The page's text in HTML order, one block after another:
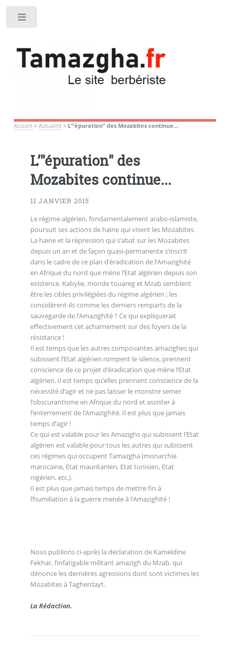
Accueil > Actualité> L’"épuration" des Mozabites continue...
L’"épuration" des
Mozabites continue...
11 JANVIER 2015
Le régime algérien, fondamentalement arabo-islamiste,
poursuit ses actions de haine qui visent les Mozabites.
La haine et la répression qui s’abat sur les Mozabites
depuis un an et de façon quasi-permanente s’inscrit
dans le cadre de ce plan d’éradication de l’Amazighité
en Afrique du nord que mène l’Etat algérien depuis son
existence. Kabylie, monde touareg et Mzab semblent
être les cibles privilégiées du régime algérien ; les
considèrent-ils comme les derniers remparts de la
sauvegarde de l’Amazighité ? Ce qui expliquerait
effectivement cet acharnement sur des foyers de la
résistance !
Il est temps que les autres composantes amazighes qui
subissent l’Etat algérien rompent le silence, prennent
conscience de ce projet d’éradication que mène l’Etat
algérien. Il est temps qu’elles prennent conscience de la
nécessité d’agir et ne pas laisser le monstre semer
l’obscurantisme en Afrique du nord et assister à
l’enterrement de l’Amazighité. Il est plus que jamais
temps d’agir !
Ce qui est valable pour les Amazighs qui subissent l’Etat
algérien est valable pour tous les autres qui subissent
ces régimes qui occupent Tamazgha (monarchie
marocaine, Etat mauritanien, Etat tunisien, Etat
nigérien, etc.).
Il est plus que jamais temps de mettre fin à
l’humiliation à la guerre menée à l’Amazighité !
Nous publions ci-après la déclaration de Kameldine
Fekhar, l’infatigable militant amazigh du Mzab, qui
dénonce les dernières agressions dont sont victimes les
Mozabites à Tagherdayt.
La Rédaction.